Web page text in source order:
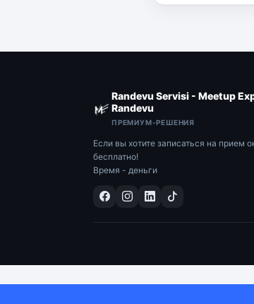
Randevu Servisi - Meetup
Randevu
ПРЕМИУМ-РЕШЕНИЯ
Если вы хотите записаться на прием
бесплатно!
Время - деньги